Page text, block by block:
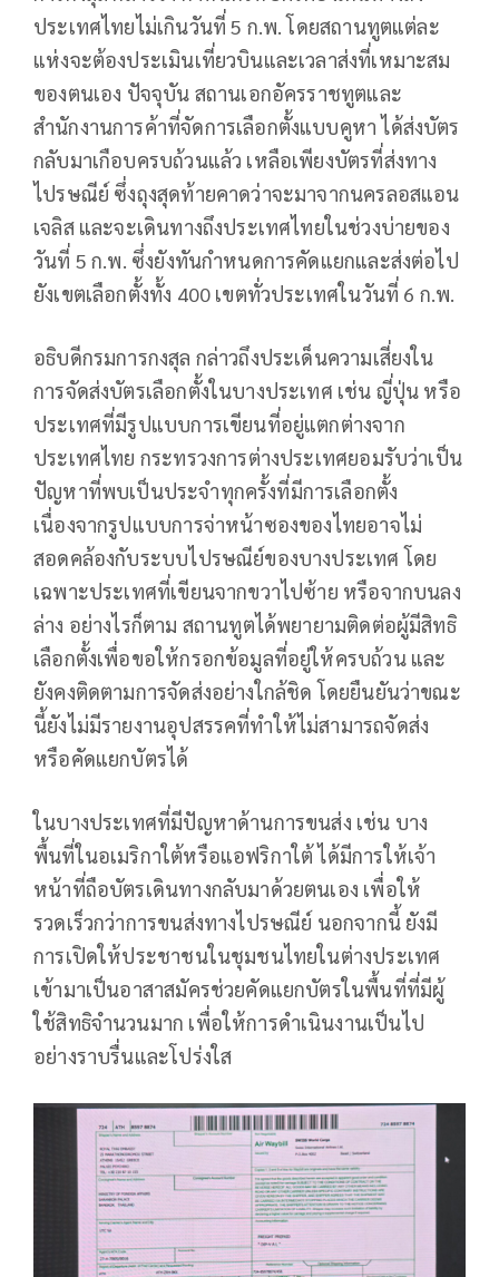
ประเทศไทยไม่เกินวันที่ 5 ก.พ. โดยสถานทูตแต่ละ
แห่งจะต้องประเมินเที่ยวบินและเวลาส่งที่เหมาะสม
ของตนเอง ปัจจุบัน สถานเอกอัครราชทูตและ
สำนักงานการค้าที่จัดการเลือกตั้งแบบคูหา ได้ส่งบัตร
กลับมาเกือบครบถ้วนแล้ว เหลือเพียงบัตรที่ส่งทาง
ไปรษณีย์ ซึ่งถุงสุดท้ายคาดว่าจะมาจากนครลอสแอน
เจลิส และจะเดินทางถึงประเทศไทยในช่วงบ่ายของ
วันที่ 5 ก.พ. ซึ่งยังทันกำหนดการคัดแยกและส่งต่อไป
ยังเขตเลือกตั้งทั้ง 400 เขตทั่วประเทศในวันที่ 6 ก.พ.
อธิบดีกรมการกงสุล กล่าวถึงประเด็นความเสี่ยงใน
การจัดส่งบัตรเลือกตั้งในบางประเทศ เช่น ญี่ปุ่น หรือ
ประเทศที่มีรูปแบบการเขียนที่อยู่แตกต่างจาก
ประเทศไทย กระทรวงการต่างประเทศยอมรับว่าเป็น
ปัญหาที่พบเป็นประจำทุกครั้งที่มีการเลือกตั้ง
เนื่องจากรูปแบบการจ่าหน้าซองของไทยอาจไม่
สอดคล้องกับระบบไปรษณีย์ของบางประเทศ โดย
เฉพาะประเทศที่เขียนจากขวาไปซ้าย หรือจากบนลง
ล่าง อย่างไรก็ตาม สถานทูตได้พยายามติดต่อผู้มีสิทธิ
เลือกตั้งเพื่อขอให้กรอกข้อมูลที่อยู่ให้ครบถ้วน และ
ยังคงติดตามการจัดส่งอย่างใกล้ชิด โดยยืนยันว่าขณะ
นี้ยังไม่มีรายงานอุปสรรคที่ทำให้ไม่สามารถจัดส่ง
หรือคัดแยกบัตรได้
ในบางประเทศที่มีปัญหาด้านการขนส่ง เช่น บาง
พื้นที่ในอเมริกาใต้หรือแอฟริกาใต้ ได้มีการให้เจ้า
หน้าที่ถือบัตรเดินทางกลับมาด้วยตนเอง เพื่อให้
รวดเร็วกว่าการขนส่งทางไปรษณีย์ นอกจากนี้ ยังมี
การเปิดให้ประชาชนในชุมชนไทยในต่างประเทศ
เข้ามาเป็นอาสาสมัครช่วยคัดแยกบัตรในพื้นที่ที่มีผู้
ใช้สิทธิจำนวนมาก เพื่อให้การดำเนินงานเป็นไป
อย่างราบรื่นและโปร่งใส